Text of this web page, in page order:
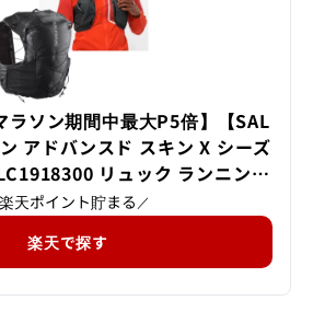
ラソン期間中最大P5倍】【SAL
アドバンスド スキン X シーズ
ンニング トレラン バックパッ
ラスポーツ楽天市場支店
楽天ポイント貯まる ／
楽天で探す